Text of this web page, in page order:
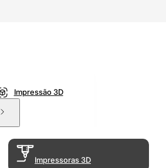
Impressão 3D
Impressoras 3D